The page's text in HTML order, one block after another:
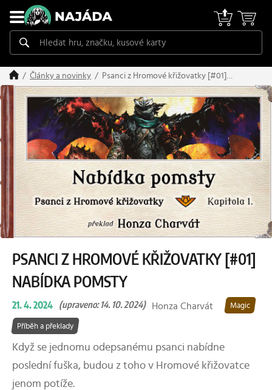
Články a novinky
Psanci z Hromové křižovatky [#01]
Nabídka pomsty
PSANCI Z HROMOVÉ KŘIŽOVATKY [#01]
NABÍDKA POMSTY
21. 4. 2024 (upraveno: 14. 10. 2024) Honza Charvát Magic
Příběh a překlady
Když se jednomu odepsanému psanci nabídne
poslední fuška, budou z toho v Hromové křižovatce
jenom potíže.